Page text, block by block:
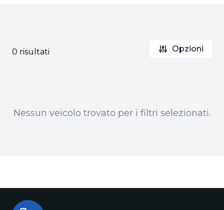
0 risultati Opzioni
Nessun veicolo trovato per i filtri selezionati.